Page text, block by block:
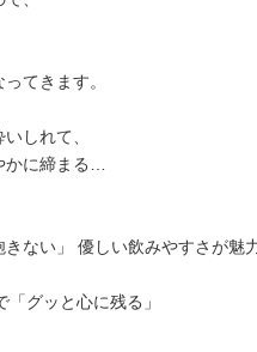
てきます。
しれて、
に締まる…
ない」 優しい飲みやすさが魅
グッと心に残る」